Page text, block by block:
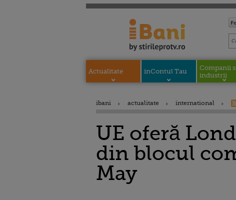
Actualitate inContul Tau
Companii
industrii
ibani actualitate international
UE oferă
din blocul
May